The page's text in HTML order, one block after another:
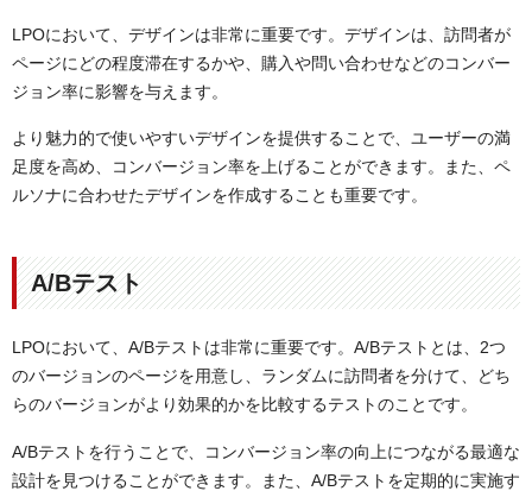
LPOにおいて、デザインは非常に重要です。デザインは、訪問者が
ページにどの程度滞在するかや、購入や問い合わせなどのコンバー
ジョン率に影響を与えます。
より魅力的で使いやすいデザインを提供することで、ユーザーの満
足度を高め、コンバージョン率を上げることができます。また、ペ
ルソナに合わせたデザインを作成することも重要です。
A/Bテスト
LPOにおいて、A/Bテストは非常に重要です。A/Bテストとは、2つ
のバージョンのページを用意し、ランダムに訪問者を分けて、どち
らのバージョンがより効果的かを比較するテストのことです。
A/Bテストを行うことで、コンバージョン率の向上につながる最適な
設計を見つけることができます。また、A/Bテストを定期的に実施す